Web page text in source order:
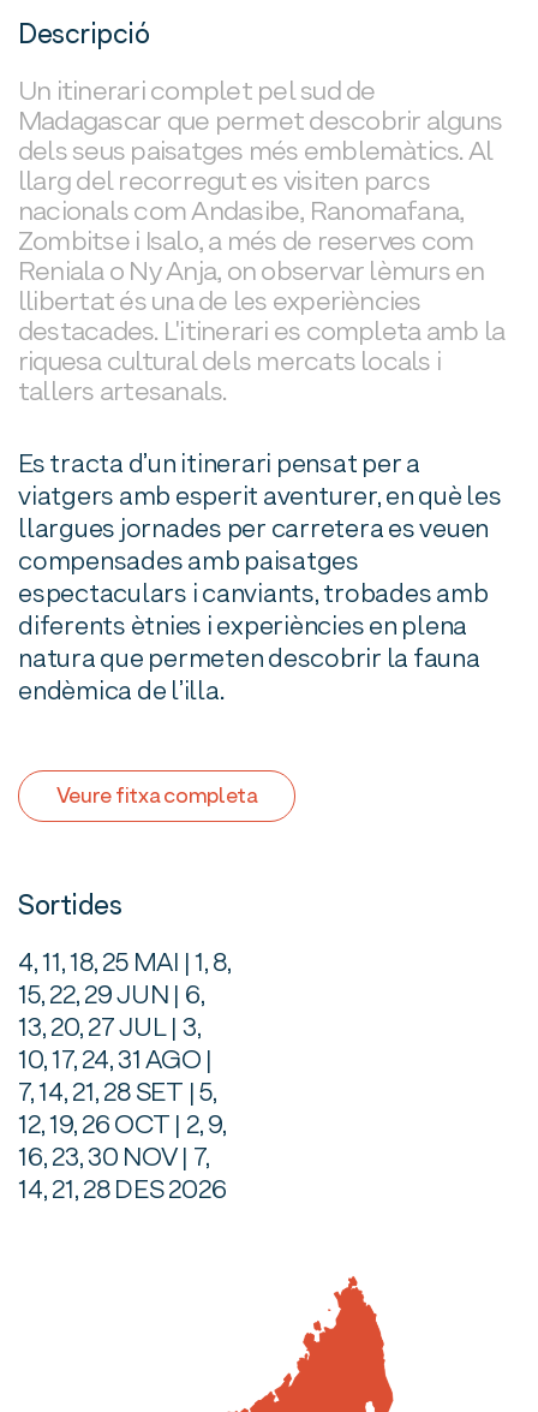
Descripció
Un itinerari complet pel sud de
Madagascar que permet descobrir alguns
dels seus paisatges més emblemàtics. Al
llarg del recorregut es visiten parcs
nacionals com Andasibe, Ranomafana,
Zombitse i Isalo, a més de reserves com
Reniala o Ny Anja, on observar lèmurs en
llibertat és una de les experiències
destacades. L'itinerari es completa amb la
riquesa cultural dels mercats locals i
tallers artesanals.
Es tracta d’un itinerari pensat per a
viatgers amb esperit aventurer, en què les
llargues jornades per carretera es veuen
compensades amb paisatges
espectaculars i canviants, trobades amb
diferents ètnies i experiències en plena
natura que permeten descobrir la fauna
endèmica de l’illa.
Veure fitxa completa
Sortides
4, 11, 18, 25 MAI | 1, 8,
15, 22, 29 JUN | 6,
13, 20, 27 JUL | 3,
10, 17, 24, 31 AGO |
7, 14, 21, 28 SET | 5,
12, 19, 26 OCT | 2, 9,
16, 23, 30 NOV | 7,
14, 21, 28 DES 2026